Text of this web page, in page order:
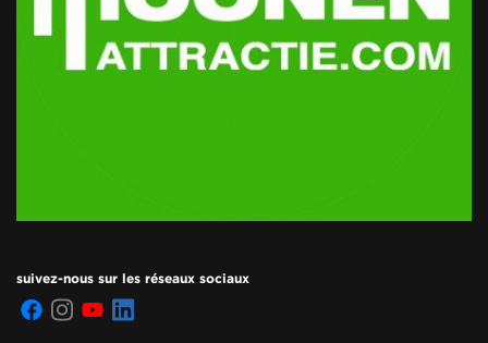
suivez-nous sur les réseaux sociaux